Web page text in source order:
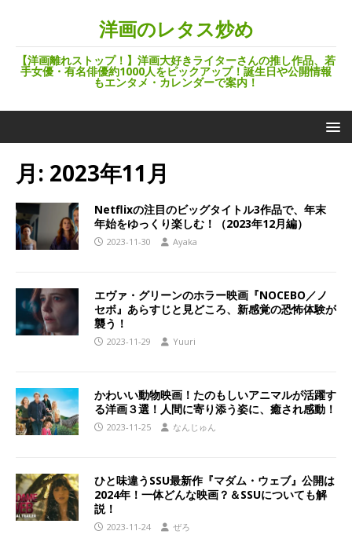
洋画のレタス炒め
【洋画離れストップ！】洋画大好きライターさんの推し作品、若
手女優・有名俳優約1000人をピックアップ！誕生日や公開情報
もエンタメ・カレンダーで案内！
月: 2023年11月
Netflixの注目のビッグタイトル3作品で、年末
年始をゆっくり楽しむ！（2023年12月編）
2023-11-30 Ayaka
エヴァ・グリーンのホラー映画『NOCEBO／ノ
セボ』あらすじと見どころ、新感覚の恐怖体験が
襲う！
2023-11-29 Yuuri
かわいい動物映画！たのもしいアニマルが活躍す
る洋画３選！人間に寄り添う姿に、癒され感動！
2023-11-25 なんじゅん
ひと味違うSSU最新作『マダム・ウェブ』公開は
2024年！一体どんな映画？＆SSUについても解
説！
2023-11-24 ぜろ